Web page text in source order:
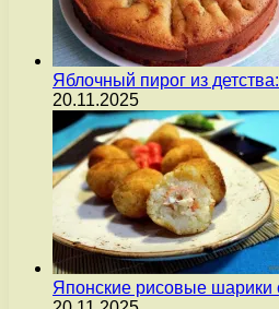
Яблочный пирог из
20.11.2025
Японские рисовые шарики